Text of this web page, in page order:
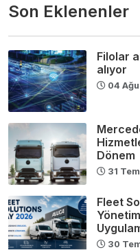
Son Eklenenler
Filolar
alıyor
04
Dönem
31
Fleet
30